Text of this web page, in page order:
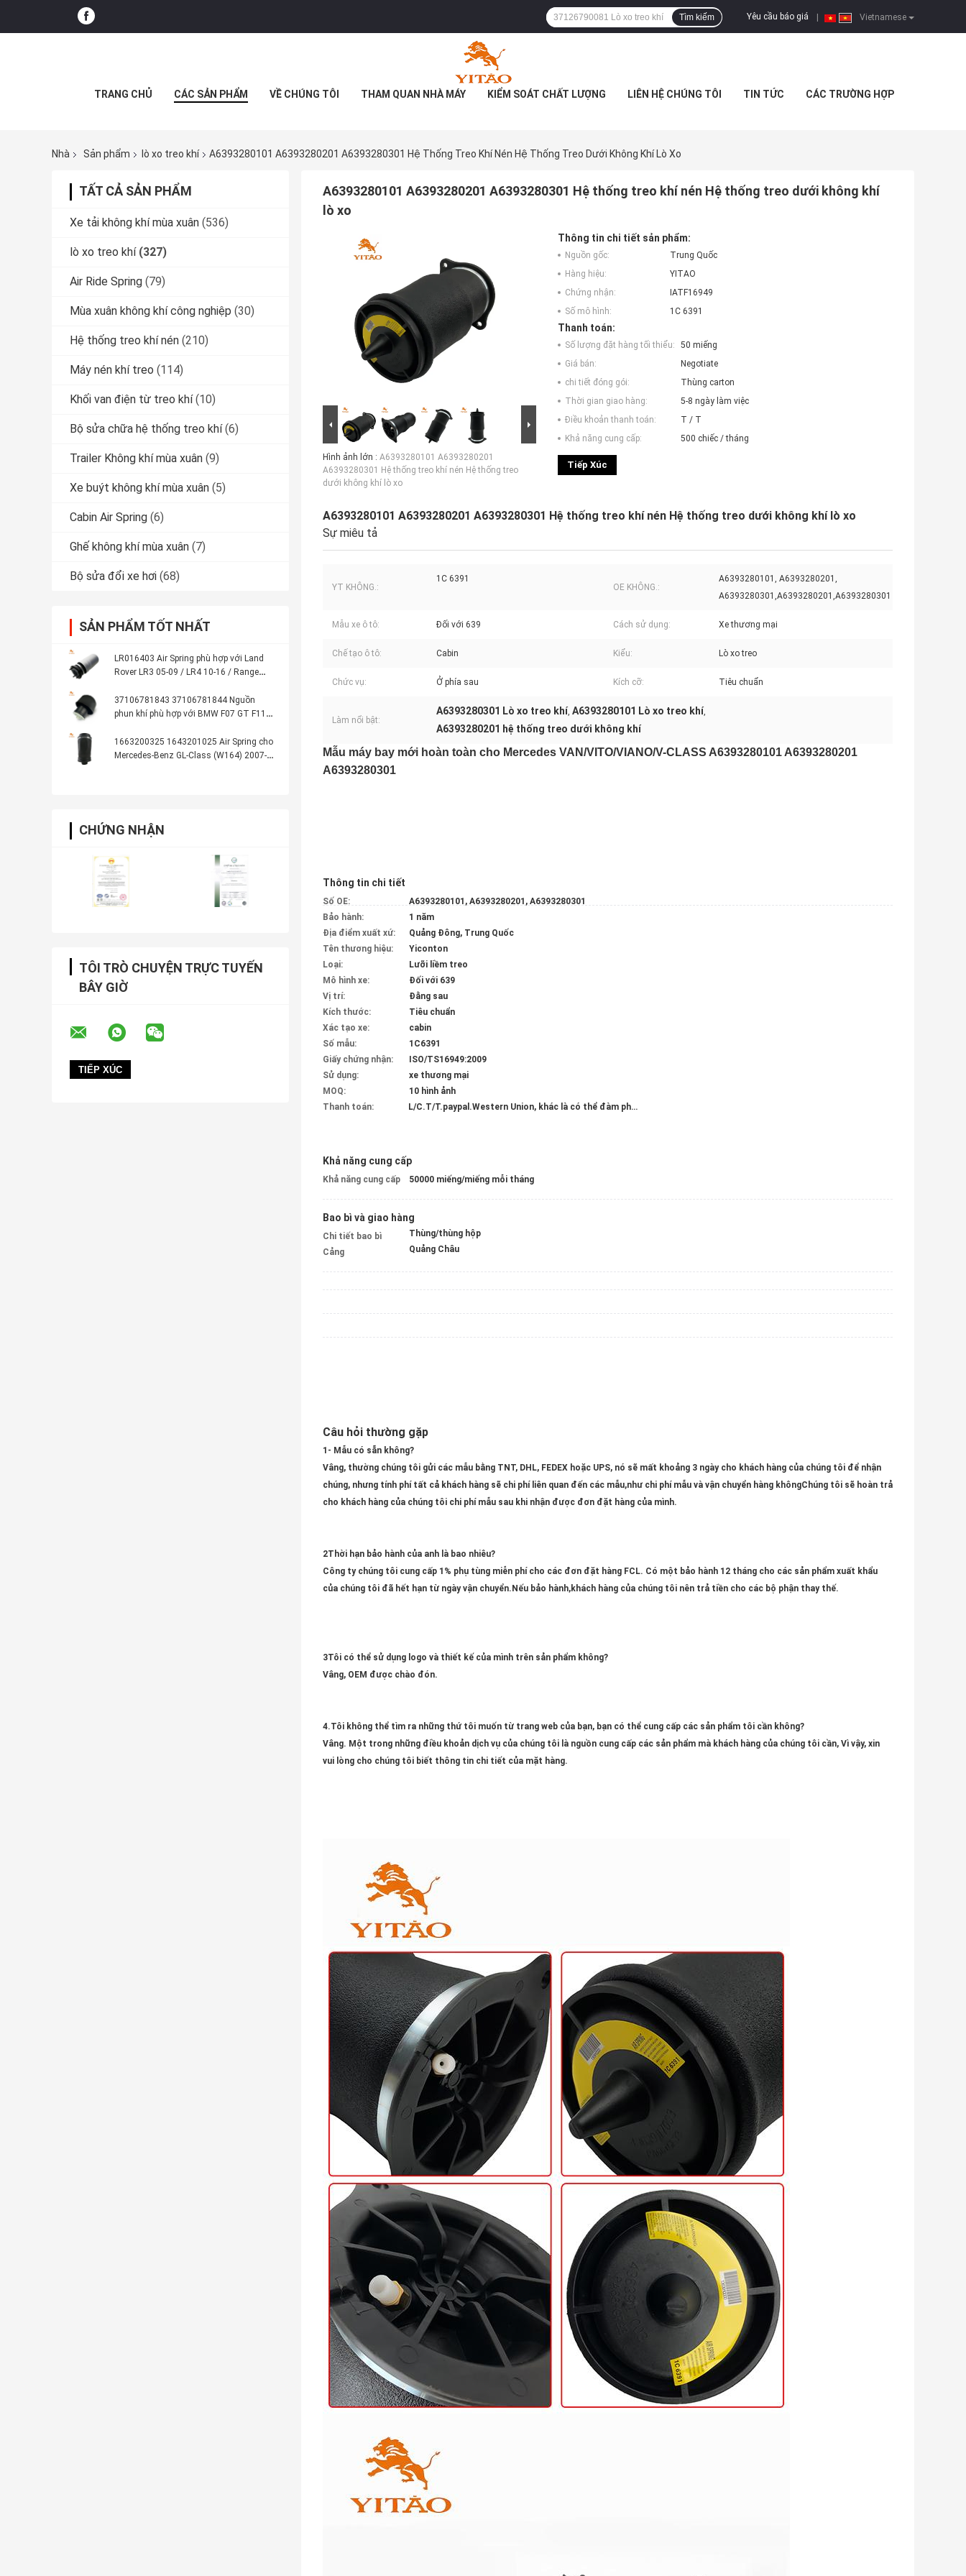
Vietnamese
Yêu cầu báo giá
Tìm kiếm
TRANG CHỦ CÁC SẢN PHẨM VỀ CHÚNG TÔI THAM QUAN NHÀ MÁY KIỂM SOÁT CHẤT LƯỢNG LIÊN HỆ CHÚNG TÔI TIN TỨC CÁC TRƯỜNG HỢP
Nhà Sản phẩm lò xo treo khí A6393280101 A6393280201 A6393280301 Hệ Thống Treo Khí Nén Hệ Thống Treo Dưới Không Khí Lò Xo
TẤT CẢ SẢN PHẨM
Xe tải không khí mùa xuân (536)
lò xo treo khí (327)
Air Ride Spring (79)
Mùa xuân không khí công nghiệp (30)
Hệ thống treo khí nén (210)
Máy nén khí treo (114)
Khối van điện từ treo khí (10)
Bộ sửa chữa hệ thống treo khí (6)
Trailer Không khí mùa xuân (9)
Xe buýt không khí mùa xuân (5)
Cabin Air Spring (6)
Ghế không khí mùa xuân (7)
Bộ sửa đổi xe hơi (68)
SẢN PHẨM TỐT NHẤT
LR016403 Air Spring phù hợp với Land
Rover LR3 05-09 / LR4 10-16 / Range
37106781843 37106781844 Nguồn
phun khí phù hợp với BMW F07 GT F11
1663200325 1643201025 Air Spring cho
Mercedes-Benz GL-Class (W164) 2007-
CHỨNG NHẬN
TÔI TRÒ CHUYỆN TRỰC TUYẾN
BÂY GIỜ
A6393280101 A6393280201 A6393280301 Hệ thống treo khí nén Hệ thống treo dưới không khí
lò xo
Hình ảnh lớn : A6393280101 A6393280201
A6393280301 Hệ thống treo khí nén Hệ thống treo
dưới không khí lò xo
Thông tin chi tiết sản phẩm:
Nguồn gốc:
Trung Quốc
Hàng hiệu:
YITAO
Chứng nhận:
IATF16949
Số mô hình:
1C 6391
Thanh toán:
Số lượng đặt hàng tối thiểu:
50 miếng
Giá bán:
Negotiate
chi tiết đóng gói:
Thùng carton
Thời gian giao hàng:
5-8 ngày làm việc
Điều khoản thanh toán:
T / T
Khả năng cung cấp:
500 chiếc / tháng
Tiếp Xúc
A6393280101 A6393280201 A6393280301 Hệ thống treo khí nén Hệ thống treo dưới không khí lò xo
Sự miêu tả
YT KHÔNG.:
1C 6391
OE KHÔNG.:
A6393280101, A6393280201,
A6393280301,A6393280201,A6393280301
Mẫu xe ô tô: Đối với 639 Cách sử dụng: Xe thương mại
Chế tạo ô tô: Cabin Kiểu: Lò xo treo
Chức vụ: Ở phía sau Kích cỡ: Tiêu chuẩn
Làm nổi bật:
A6393280301 Lò xo treo khí, A6393280101 Lò xo treo khí,
A6393280201 hệ thống treo dưới không khí
Mẫu máy bay mới hoàn toàn cho Mercedes VAN/VITO/VIANO/V-CLASS A6393280101 A6393280201
A6393280301
Thông tin chi tiết
Số OE:
A6393280101, A6393280201, A6393280301
Bảo hành:
1 năm
Địa điểm xuất xứ:
Quảng Đông, Trung Quốc
Tên thương hiệu:
Yiconton
Loại:
Lưỡi liềm treo
Mô hình xe:
Đối với 639
Vị trí:
Đằng sau
Kích thước:
Tiêu chuẩn
Xác tạo xe:
cabin
Số mẫu:
1C6391
Giấy chứng nhận:
ISO/TS16949:2009
Sử dụng:
xe thương mại
MOQ:
10 hình ảnh
Thanh toán:
L/C.T/T.paypal.Western Union, khác là có thể đàm phán
Khả năng cung cấp
Khả năng cung cấp 50000 miếng/miếng mỗi tháng
Bao bì và giao hàng
Chi tiết bao bì
Thùng/thùng hộp
Cảng
Quảng Châu
Câu hỏi thường gặp
1- Mẫu có sẵn không?
Vâng, thường chúng tôi gửi các mẫu bằng TNT, DHL, FEDEX hoặc UPS, nó sẽ mất khoảng 3 ngày cho khách hàng của chúng tôi để nhận
chúng, nhưng tính phí tất cả khách hàng sẽ chi phí liên quan đến các mẫu,như chi phí mẫu và vận chuyển hàng khôngChúng tôi sẽ hoàn trả
cho khách hàng của chúng tôi chi phí mẫu sau khi nhận được đơn đặt hàng của mình.
2Thời hạn bảo hành của anh là bao nhiêu?
Công ty chúng tôi cung cấp 1% phụ tùng miễn phí cho các đơn đặt hàng FCL. Có một bảo hành 12 tháng cho các sản phẩm xuất khẩu
của chúng tôi đã hết hạn từ ngày vận chuyển.Nếu bảo hành,khách hàng của chúng tôi nên trả tiền cho các bộ phận thay thế.
3Tôi có thể sử dụng logo và thiết kế của mình trên sản phẩm không?
Vâng, OEM được chào đón.
4.Tôi không thể tìm ra những thứ tôi muốn từ trang web của bạn, bạn có thể cung cấp các sản phẩm tôi cần không?
Vâng. Một trong những điều khoản dịch vụ của chúng tôi là nguồn cung cấp các sản phẩm mà khách hàng của chúng tôi cần, Vì vậy, xin
vui lòng cho chúng tôi biết thông tin chi tiết của mặt hàng.